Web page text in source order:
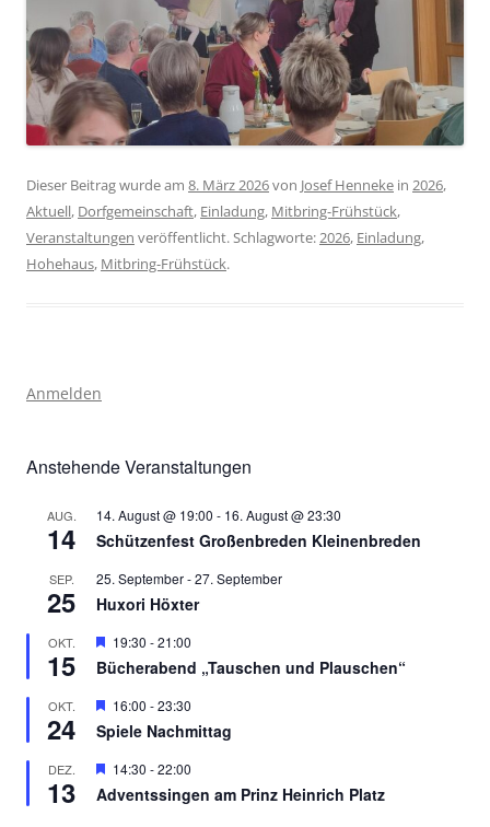
Dieser Beitrag wurde am 8. März 2026von Josef Henneke in 2026,
Aktuell, Dorfgemeinschaft, Einladung, Mitbring-Frühstück,
Veranstaltungen veröffentlicht. Schlagworte:2026, Einladung,
Hohehaus, Mitbring-Frühstück.
Anmelden
Anstehende Veranstaltungen
AUG.
14
14. August @ 19:00 - 16. August @ 23:30
Schützenfest Großenbreden Kleinenbreden
SEP.
25
25. September-27. September
Huxori Höxter
OKT.
15
Hervorgehoben
19:30 -21:00
Bücherabend „Tauschen und Plauschen“
OKT.
24
Hervorgehoben
16:00 -23:30
Spiele Nachmittag
DEZ.
13
Hervorgehoben
14:30 -22:00
Adventssingen am Prinz Heinrich Platz